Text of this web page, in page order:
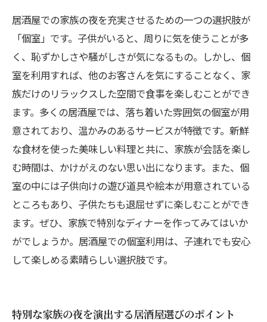
居酒屋での家族の夜を充実させるための一つの選択肢が
「個室」です。子供がいると、周りに気を使うことが多
く、恥ずかしさや騒がしさが気になるもの。しかし、個
室を利用すれば、他のお客さんを気にすることなく、家
族だけのリラックスした空間で食事を楽しむことができ
ます。多くの居酒屋では、落ち着いた雰囲気の個室が用
意されており、温かみのあるサービスが特徴です。新鮮
な食材を使った美味しい料理と共に、家族が会話を楽し
む時間は、かけがえのない思い出になります。また、個
室の中には子供向けの遊び道具や絵本が用意されている
ところもあり、子供たちも退屈せずに楽しむことができ
ます。ぜひ、家族で特別なディナーを作ってみてはいか
がでしょうか。居酒屋での個室利用は、子連れでも安心
して楽しめる素晴らしい選択肢です。
特別な家族の夜を演出する居酒屋選びのポイント